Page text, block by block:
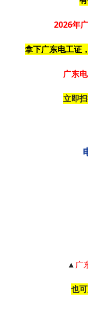
2026年
拿下广东电工证
广东
立即
▲广
也